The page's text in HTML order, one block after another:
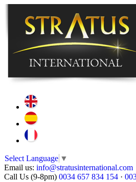
Select Language ▼
Email us: info@stratusinternational.com
Call Us (9-8pm) 0034 657 834 154 ·